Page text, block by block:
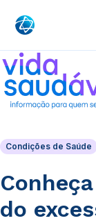
Condições de Saúde
do